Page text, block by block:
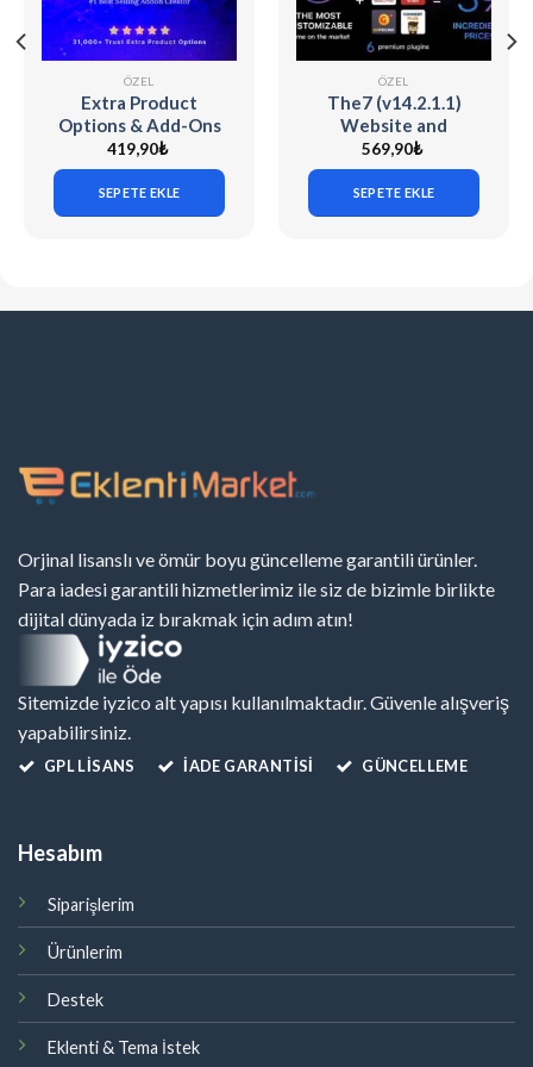
ÖZEL
Extra Product
Options & Add-Ons
for WooCommerce
v7.5.6 (Codecanyon)
419,90₺
SEPETE EKLE
ÖZEL
The7 (v14.2.1.1)
Website and
eCommerce Builder
for WordPress
569,90₺
SEPETE EKLE
Orjinal lisanslı ve ömür boyu güncelleme garantili ürünler.
Para iadesi garantili hizmetlerimiz ile siz de bizimle birlikte
dijital dünyada iz bırakmak için adım atın!
Sitemizde iyzico alt yapısı kullanılmaktadır. Güvenle alışveriş
yapabilirsiniz.
GPL LISANS İADE GARANTİSİ GÜNCELLEME
Hesabım
Siparişlerim
Ürünlerim
Destek
Eklenti & Tema İstek